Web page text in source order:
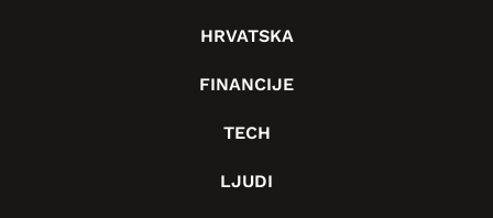
HRVATSKA
FINANCIJE
TECH
LJUDI